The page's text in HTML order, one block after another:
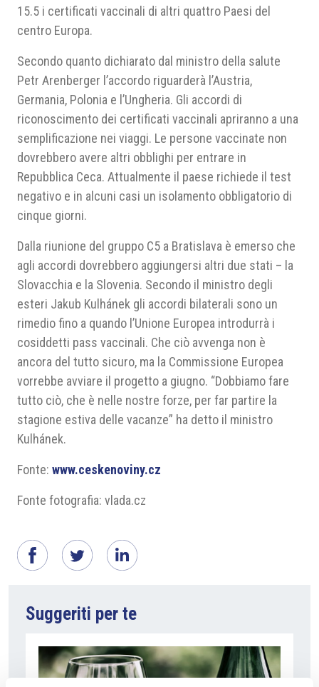
15.5 i certificati vaccinali di altri quattro Paesi del
centro Europa.
Secondo quanto dichiarato dal ministro della salute
Petr Arenberger l’accordo riguarderà l’Austria,
Germania, Polonia e l’Ungheria. Gli accordi di
riconoscimento dei certificati vaccinali apriranno a una
semplificazione nei viaggi. Le persone vaccinate non
dovrebbero avere altri obblighi per entrare in
Repubblica Ceca. Attualmente il paese richiede il test
negativo e in alcuni casi un isolamento obbligatorio di
cinque giorni.
Dalla riunione del gruppo C5 a Bratislava è emerso che
agli accordi dovrebbero aggiungersi altri due stati – la
Slovacchia e la Slovenia. Secondo il ministro degli
esteri Jakub Kulhánek gli accordi bilaterali sono un
rimedio fino a quando l’Unione Europea introdurrà i
cosiddetti pass vaccinali. Che ciò avvenga non è
ancora del tutto sicuro, ma la Commissione Europea
vorrebbe avviare il progetto a giugno. “Dobbiamo fare
tutto ciò, che è nelle nostre forze, per far partire la
stagione estiva delle vacanze” ha detto il ministro
Kulhánek.
Fonte: www.ceskenoviny.cz
Fonte fotografia: vlada.cz
Suggeriti per te